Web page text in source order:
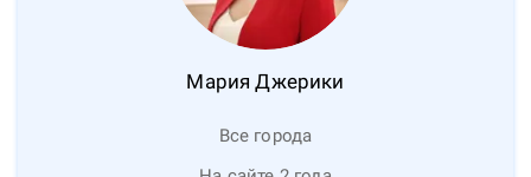
Мария Джерики
Все города